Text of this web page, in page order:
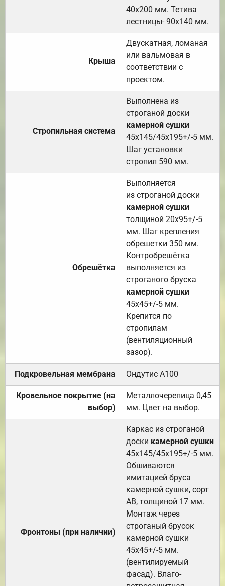
40х200 мм. Тетива
лестницы- 90х140 мм.
Крыша
Двускатная, ломаная
или вальмовая в
соответствии с
проектом.
Стропильная система
Выполнена из
строганой доски
камерной сушки
45х145/45х195+/-5 мм.
Шаг установки
стропил 590 мм.
Обрешётка
Выполняется
из строганой доски
камерной сушки
толщиной 20х95+/-5
мм. Шаг крепления
обрешетки 350 мм.
Контробрешётка
выполняется из
строганого бруска
камерной сушки
45х45+/-5 мм.
Крепится по
стропилам
(вентиляционный
зазор).
Подкровельная мембрана Ондутис А100
Кровельное покрытие (на
выбор)
Металлочерепица 0,45
мм. Цвет на выбор.
Фронтоны (при наличии)
Каркас из строганой
доски камерной сушки
45х145/45х195+/-5 мм.
Обшиваются
имитацией бруса
камерной сушки, сорт
АВ, толщиной 17 мм.
Монтаж через
строганый брусок
камерной сушки
45х45+/-5 мм.
(вентилируемый
фасад). Влаго-